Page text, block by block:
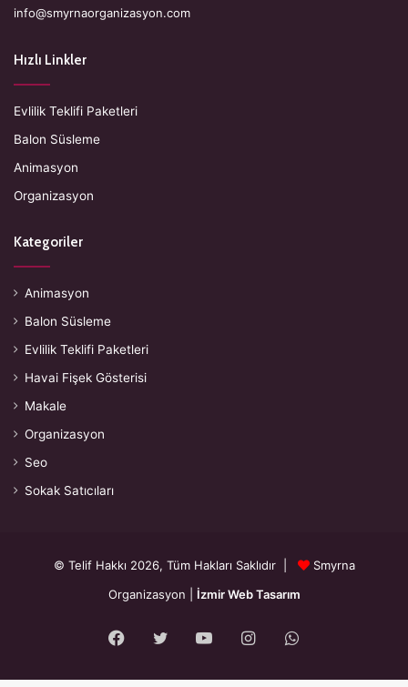
info@smyrnaorganizasyon.com
Hızlı Linkler
Evlilik Teklifi Paketleri
Balon Süsleme
Animasyon
Organizasyon
Kategoriler
Animasyon
Balon Süsleme
Evlilik Teklifi Paketleri
Havai Fişek Gösterisi
Makale
Organizasyon
Seo
Sokak Satıcıları
© Telif Hakkı 2026, Tüm Hakları Saklıdır |
Smyrna
Organizasyon
İzmir Web Tasarım
Facebook
TwitterYouTubeInstagramWhatsApp